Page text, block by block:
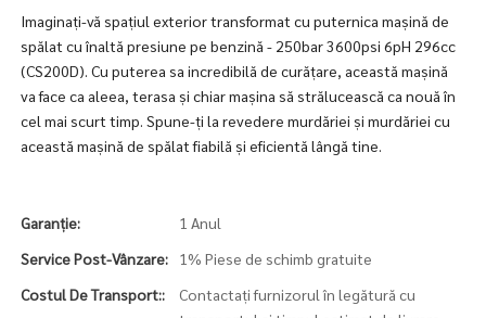
Imaginați-vă spațiul exterior transformat cu puternica mașină de
spălat cu înaltă presiune pe benzină - 250bar 3600psi 6pH 296cc
(CS200D). Cu puterea sa incredibilă de curățare, această mașină
va face ca aleea, terasa și chiar mașina să strălucească ca nouă în
cel mai scurt timp. Spune-ți la revedere murdăriei și murdăriei cu
această mașină de spălat fiabilă și eficientă lângă tine.
Garanție:
1 Anul
Service Post-Vânzare:
1% Piese de schimb gratuite
Costul De Transport::
Contactați furnizorul în legătură cu